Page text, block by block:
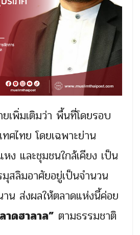
พิ่มเติมว่า พื้นที่โดยรอบ
ศไทย โดยเฉพาะย่าน
ง และชุมชนใกล้เคียง เป็น
สลิมอาศัยอยู่เป็นจำนวน
าน ส่งผลให้ตลาดแห่งนี้ค่อย
าดฮาลาล” ตามธรรมชาติ